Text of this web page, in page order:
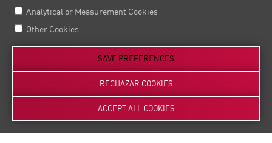
Analytical or Measurement Cookies
Other Cookies
SAVE PREFERENCES
RECHAZAR COOKIES
ACCEPT ALL COOKIES